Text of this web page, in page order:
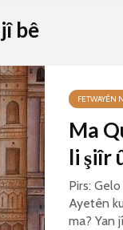
bê
FETWAYÊN
Ma
li şiîr
Pirs:
Ayetên
ma? Yan